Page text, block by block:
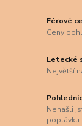
Férové
Ceny
Letecké
Největší
Nenašli
poptávku.